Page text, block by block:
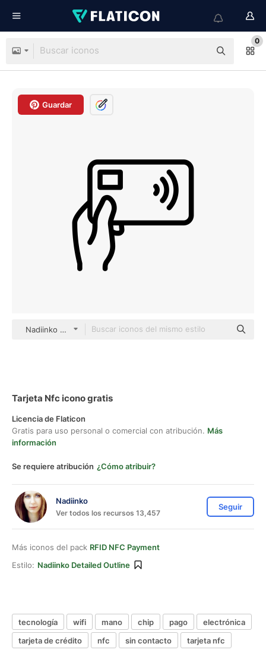
0
Guardar
Nadiinko Detailed Outline
Tarjeta Nfc icono gratis
Licencia de Flaticon
Gratis para uso personal o comercial con atribución. Más
información
Se requiere atribución ¿Cómo atribuir?
Nadiinko
Ver todos los recursos 13,457
Seguir
Más iconos del pack RFID NFC Payment
Estilo: Nadiinko Detailed Outline
tecnología wifi mano chip pago
electrónica
tarjeta de crédito
nfc sin contacto tarjeta nfc